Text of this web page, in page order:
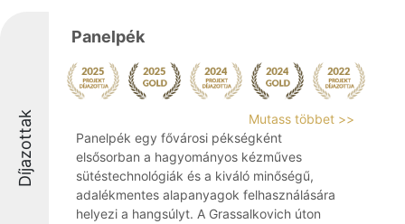
Díjazottak
Panelpék
Mutass többet >>
Panelpék egy fővárosi pékségként
elsősorban a hagyományos kézműves
sütéstechnológiák és a kiváló minőségű,
adalékmentes alapanyagok felhasználására
helyezi a hangsúlyt. A Grassalkovich úton